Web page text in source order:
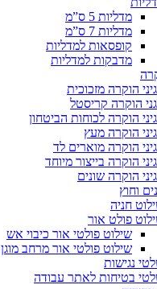
מדליות 5 ס”מ
מדליות 7 ס”מ
קופסאות למדליות
מדבקות למדליות
הוקרה מזכוכית
הוקרה קריסטל
הוקרה לכוחות הביטחון
הוקרה מעץ
הוקרה מוארים לד
הוקרה בייצור מיוחד
הוקרה שונים
וחוץ
חניה
פולט אור
שילוט פולטי אור כיבוי אש
שילוט פולטי אור מרחב מוגן
נגישות
בטיחות לאתר עבודה